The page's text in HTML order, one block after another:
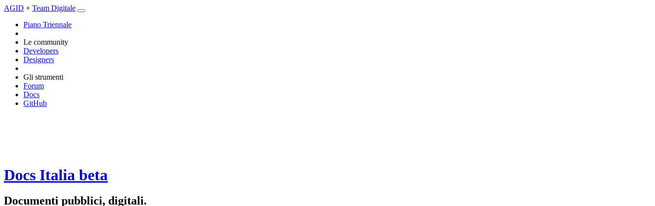
AGID + Team Digitale
Piano Triennale
Le community
Developers
Designers
Gli strumenti
Forum
Docs
GitHub
Docs Italia beta
Documenti pubblici, digitali.